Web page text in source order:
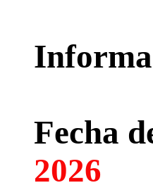
Fecha
2026